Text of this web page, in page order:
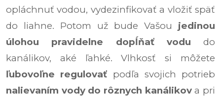
opláchnuť vodou, vydezinfikovať a vložiť späť
do liahne. Potom už bude Vašou jedinou
úlohou pravidelne dopĺňať vodu do
kanálikov, aké ľahké.Vlhkosť si môžete
ľubovoľne regulovať podľa svojich potrieb
nalievaním vody do rôznych kanálikova pri